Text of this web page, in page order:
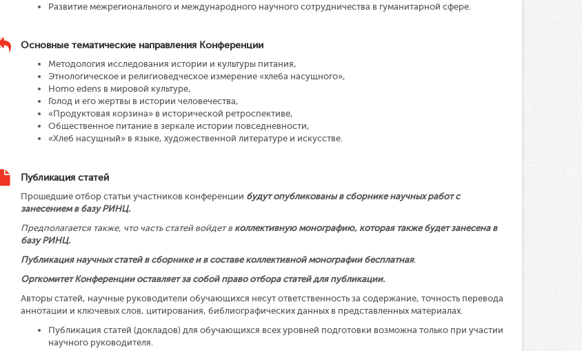
Развитие межрегионального и международного научного сотрудничества в гуманитарной сфере.
Основные тематические направления Конференции
Методология исследования истории и культуры питания,
Этнологическое и религиоведческое измерение «хлеба насущного»,
Homo edens в мировой культуре,
Голод и его жертвы в истории человечества,
«Продуктовая корзина» в исторической ретроспективе,
Общественное питание в зеркале истории повседневности,
«Хлеб насущный» в языке, художественной литературе и искусстве.
Публикация статей
Прошедшие отбор статьи участников конференции будут опубликованы в сборнике научных работ с
занесением в базу РИНЦ.
Предполагается также, что часть статей войдет в коллективную монографию, которая также будет занесена в
базу РИНЦ.
Публикация научных статей в сборнике и в составе коллективной монографии бесплатная.
Оргкомитет Конференции оставляет за собой право отбора статей для публикации.
Авторы статей, научные руководители обучающихся несут ответственность за содержание, точность перевода
аннотации и ключевых слов, цитирования, библиографических данных в представленных материалах.
Публикация статей (докладов) для обучающихся всех уровней подготовки возможна только при участии
научного руководителя.